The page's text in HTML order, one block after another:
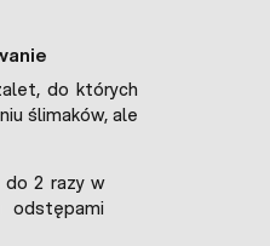
do których
ślimaków, ale
do 2 razy w
odstępami